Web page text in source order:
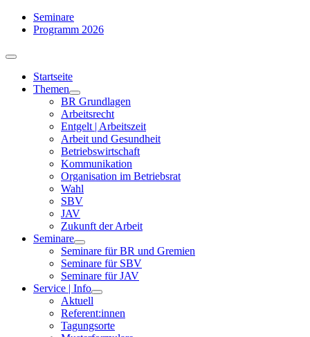
Zum
Inhalt
Seminare
Programm 2026
Toggle
NavigationStartseite
Themen
BR Grundlagen
Arbeits­recht
Entgelt | Arbeitszeit
Arbeit und Gesundheit
Betriebswirtschaft
Kommuni­kation
Organisation im Betriebsrat
Wahl
SBV
JAV
Zukunft der Arbeit
Seminare
Seminare für BR und Gremien
Seminare für SBV
Seminare für JAV
Service | Info
Aktuell
Referent:innen
Tagungsorte